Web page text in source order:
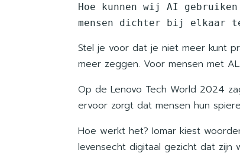
Hoe kunnen wij AI
mensen dichter bij elkaar
Stel je voor dat je niet meer kunt
meer zeggen. Voor mensen met
Op de Lenovo Tech World 2024
ervoor zorgt dat mensen hun
Hoe werkt het? Iomar kiest
levensecht digitaal gezicht dat zijn